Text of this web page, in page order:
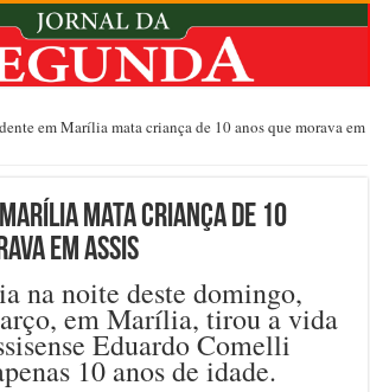
em Marília mata criança de 10 anos que morava em
mata criança de 10
em Assis
na noite deste domingo,
em Marília, tirou a vida
Eduardo Comelli
10 anos de idade.